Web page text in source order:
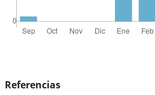
Referencias